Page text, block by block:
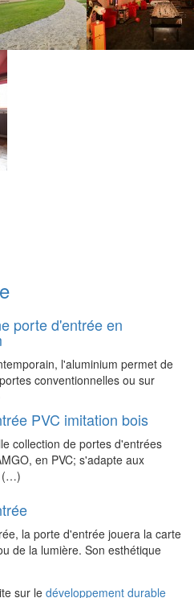
porte d'entrée en
l'aluminium permet de
conventionnelles ou sur
PVC imitation bois
collection de portes d'entrées
en PVC; s'adapte aux
(…)
la porte d'entrée jouera la carte
de la lumière. Son esthétique
sur le développement durable